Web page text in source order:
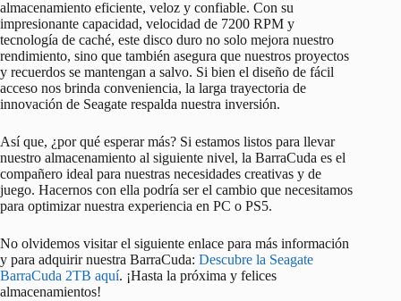
almacenamiento eficiente, veloz y confiable. Con su
impresionante capacidad, velocidad de 7200 RPM y
tecnología de caché, este disco duro no solo mejora nuestro
rendimiento, sino que también asegura que nuestros proyectos
y recuerdos se mantengan a salvo. Si bien el diseño de fácil
acceso nos brinda conveniencia, la larga trayectoria de
innovación de Seagate respalda nuestra inversión.
Así que, ¿por qué esperar más? Si estamos listos para llevar
nuestro almacenamiento al siguiente nivel, la BarraCuda es el
compañero ideal para nuestras necesidades creativas y de
juego. Hacernos con ella podría ser el cambio que necesitamos
para optimizar nuestra experiencia en PC o PS5.
No olvidemos visitar el siguiente enlace para más información
y para adquirir nuestra BarraCuda: Descubre la Seagate
BarraCuda 2TB aquí. ¡Hasta la próxima y felices
almacenamientos!